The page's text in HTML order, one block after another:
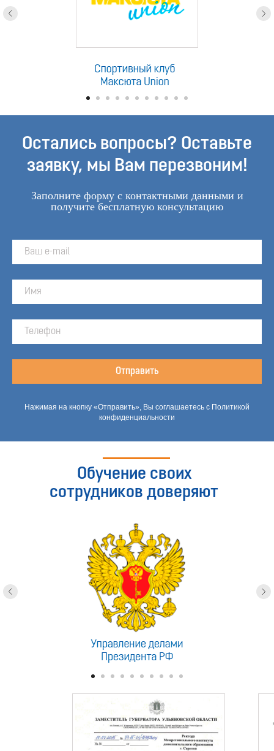
Остались вопросы? Оставьте
заявку, мы Вам перезвоним!
Заполните форму с контактными данными и
получите бесплатную консультацию
Отправить
Нажимая на кнопку «Отправить», Вы соглашаетесь с Политикой
конфиденциальности
Обучение своих
сотрудников доверяют